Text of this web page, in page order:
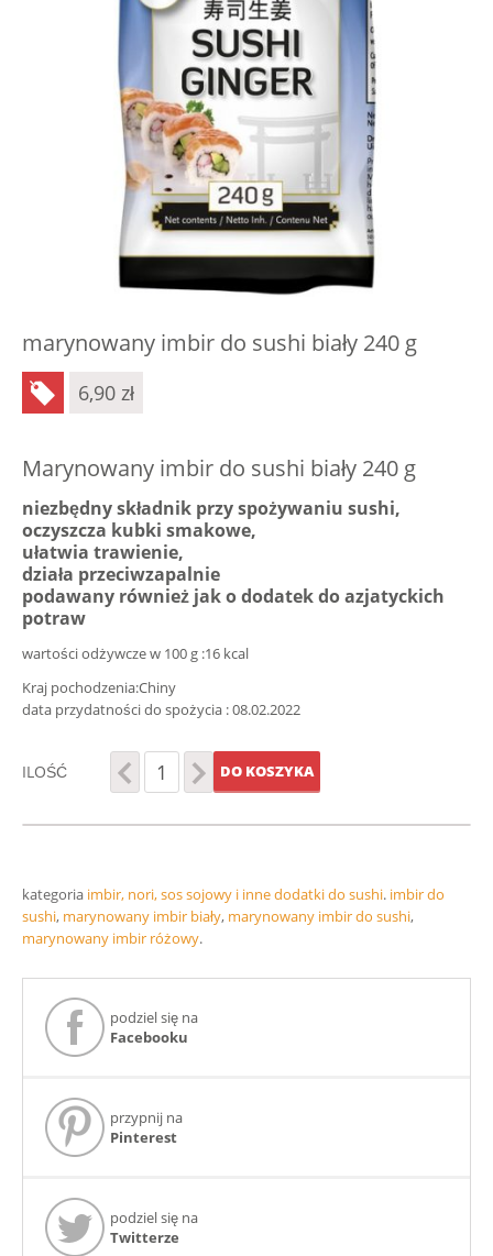
marynowany imbir do sushi biały 240 g
6,90 zł
Marynowany imbir do sushi biały 240 g
niezbędny składnik przy spożywaniu sushi,
oczyszcza kubki smakowe,
ułatwia trawienie,
działa przeciwzapalnie
podawany również jak o dodatek do azjatyckich
potraw
wartości odżywcze w 100 g :16 kcal
Kraj pochodzenia:Chiny
data przydatności do spożycia : 08.02.2022
ILOŚĆ DO KOSZYKA
kategoria imbir, nori, sos sojowy i inne dodatki do sushi. imbir do
sushi, marynowany imbir biały, marynowany imbir do sushi,
marynowany imbir różowy.
podziel się na
Facebooku
przypnij na
Pinterest
podziel się na
Twitterze